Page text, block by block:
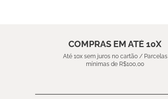
COMPRAS EM ATÉ 10X
Até 10x sem juros no cartão / Parcelas
mínimas de R$100,00